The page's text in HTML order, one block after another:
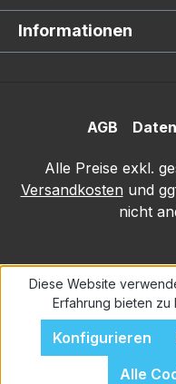
Informationen
AGB
Alle Preise exkl.
Versandkosten und
nicht
Diese Website
Erfahrung bieten zu
Konfigurieren
Alle